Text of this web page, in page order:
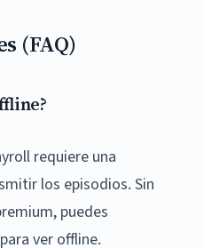
(FAQ)
requiere una
los episodios. Sin
puedes
ver offline.